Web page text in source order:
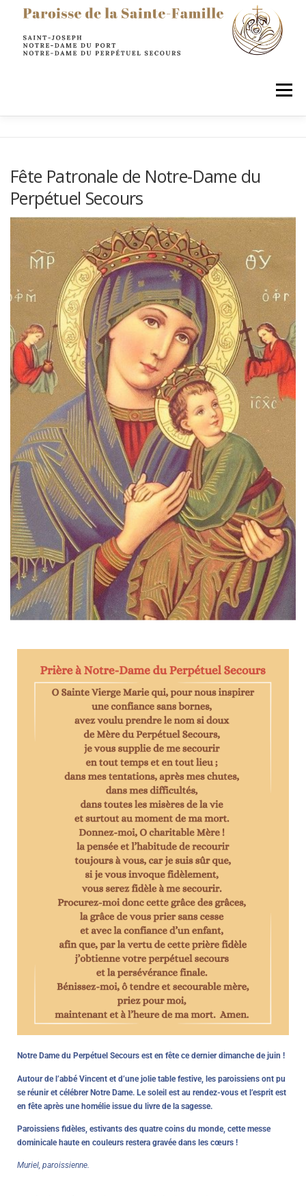
principal
Menu
AGIR & SERVIR ENFANTS
INFOS PRATIQUES
RESTONS EN CONTACT !
Fête Patronale de Notre-Dame du
Perpétuel Secours
Notre Dame du Perpétuel Secours est en fête ce dernier dimanche de juin !
Autour de l’abbé Vincent et d’une jolie table festive, les paroissiens ont pu
se réunir et célébrer Notre Dame. Le soleil est au rendez-vous et l’esprit est
en fête après une homélie issue du livre de la sagesse.
Paroissiens fidèles, estivants des quatre coins du monde, cette messe
dominicale haute en couleurs restera gravée dans les cœurs !
Muriel, paroissienne.